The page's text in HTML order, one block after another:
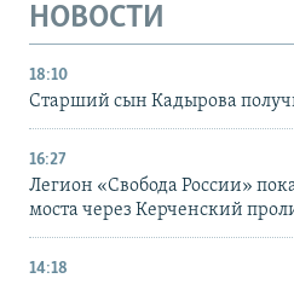
НОВОСТИ
18:10
Старший сын Кадырова
16:27
Легион «Свобода России»
моста через Керченский
14:18